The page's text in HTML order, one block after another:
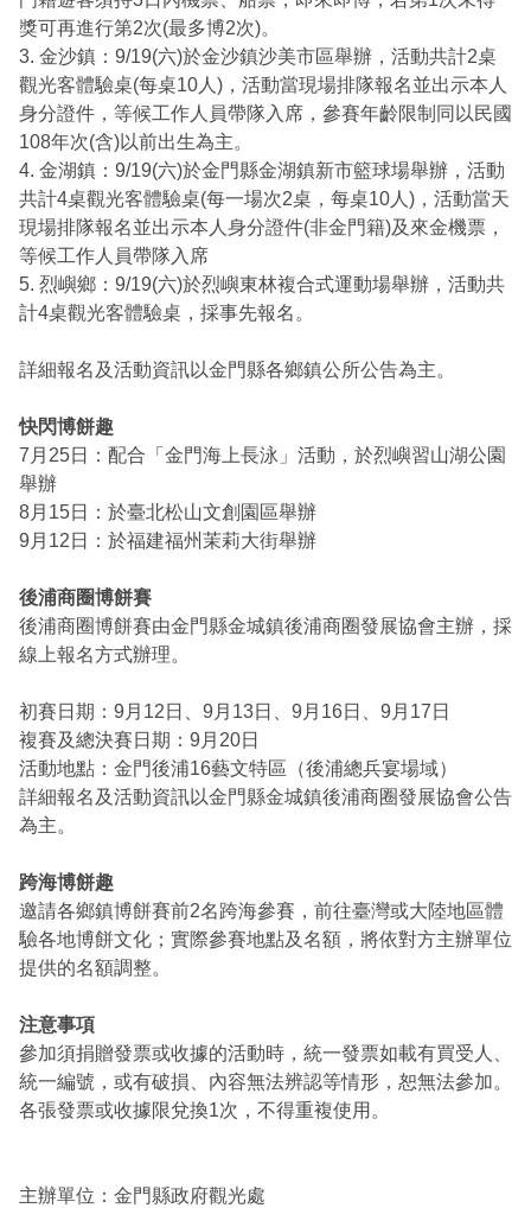
獎可再進行第2次(最多博2次)。
3. 金沙鎮：9/19(六)於金沙鎮沙美市區舉辦，活動共計2桌
觀光客體驗桌(每桌10人)，活動當現場排隊報名並出示本人
身分證件，等候工作人員帶隊入席，參賽年齡限制同以民國
108年次(含)以前出生為主。
4. 金湖鎮：9/19(六)於金門縣金湖鎮新市籃球場舉辦，活動
共計4桌觀光客體驗桌(每一場次2桌，每桌10人)，活動當天
現場排隊報名並出示本人身分證件(非金門籍)及來金機票，
等候工作人員帶隊入席
5. 烈嶼鄉：9/19(六)於烈嶼東林複合式運動場舉辦，活動共
計4桌觀光客體驗桌，採事先報名。
詳細報名及活動資訊以金門縣各鄉鎮公所公告為主。
快閃博餅趣
7月25日：配合「金門海上長泳」活動，於烈嶼習山湖公園
舉辦
8月15日：於臺北松山文創園區舉辦
9月12日：於福建福州茉莉大街舉辦
後浦商圈博餅賽
後浦商圈博餅賽由金門縣金城鎮後浦商圈發展協會主辦，採
線上報名方式辦理。
初賽日期：9月12日、9月13日、9月16日、9月17日
複賽及總決賽日期：9月20日
活動地點：金門後浦16藝文特區（後浦總兵宴場域）
詳細報名及活動資訊以金門縣金城鎮後浦商圈發展協會公告
為主。
跨海博餅趣
邀請各鄉鎮博餅賽前2名跨海參賽，前往臺灣或大陸地區體
驗各地博餅文化；實際參賽地點及名額，將依對方主辦單位
提供的名額調整。
注意事項
參加須捐贈發票或收據的活動時，統一發票如載有買受人、
統一編號，或有破損、內容無法辨認等情形，恕無法參加。
各張發票或收據限兌換1次，不得重複使用。
主辦單位：金門縣政府觀光處